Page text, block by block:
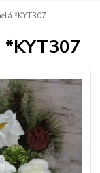
*KYT307